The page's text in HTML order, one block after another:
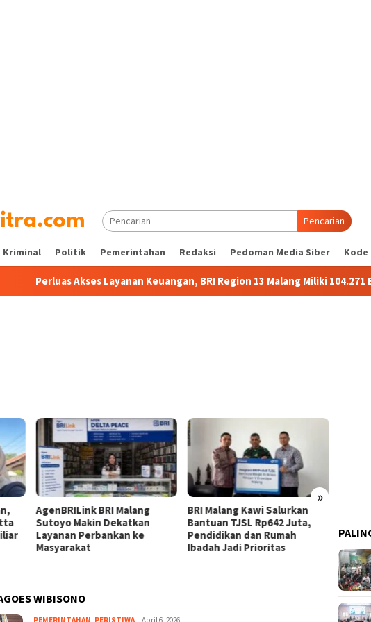
Pencarian
Kriminal Politik Pemerintahan Redaksi Pedoman Media Siber Kode
Akses Layanan Keuangan, BRI Region 13 Malang Miliki 104.271 BRILink Agen
»
AgenBRILink BRI Malang
Sutoyo Makin Dekatkan
Layanan Perbankan ke
Masyarakat
BRI Malang Kawi Salurkan
Bantuan TJSL Rp642 Juta,
Pendidikan dan Rumah
Ibadah Jadi Prioritas
WIBISONO
PEMERINTAHAN, PERISTIWAadmin
April 6, 2026